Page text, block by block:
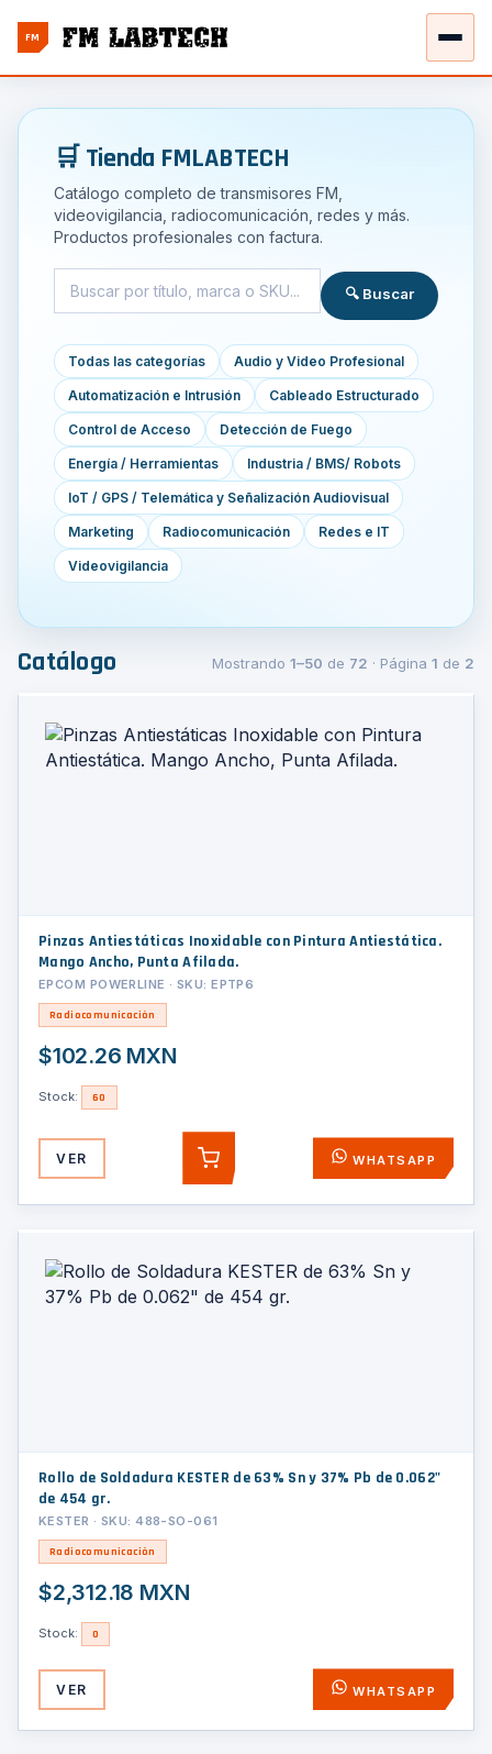
FM
🛒 Tienda FMLABTECH
Catálogo completo de transmisores FM,
videovigilancia, radiocomunicación, redes y más.
Productos profesionales con factura.
🔍 Buscar
Todas las categorías Audio y Video Profesional
Automatización e Intrusión Cableado Estructurado
Control de Acceso Detección de Fuego
Energía / Herramientas Industria / BMS/ Robots
IoT / GPS / Telemática y Señalización Audiovisual
Marketing Radiocomunicación Redes e IT
Videovigilancia
Catálogo Mostrando 1–50 de 72 · Página 1 de 2
Pinzas Antiestáticas Inoxidable con Pintura Antiestática.
Mango Ancho, Punta Afilada.
EPCOM POWERLINE · SKU: EPTP6
Radiocomunicación
$102.26 MXN
Stock: 60
VER AGREGAR WHATSAPP
Rollo de Soldadura KESTER de 63% Sn y 37% Pb de 0.062"
de 454 gr.
KESTER · SKU: 488-SO-061
Radiocomunicación
$2,312.18 MXN
Stock: 0
VER WHATSAPP